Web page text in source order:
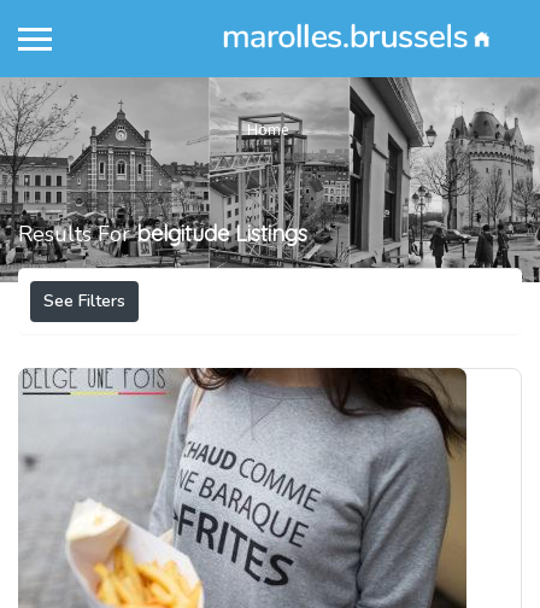
Home
Results Forbelgitude Listings
See Filters